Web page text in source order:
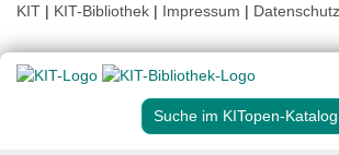
KIT | KIT-Bibliothek | Impressum | Datenschutz
Suche im KITopen-Katalog